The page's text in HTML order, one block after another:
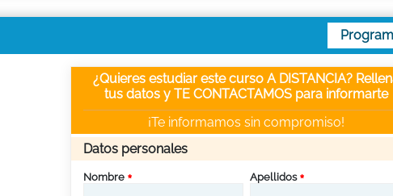
¿Quieres estudiar este curso A DISTANCIA?
tus datos y TE CONTACTAMOS para informarte
¡Te informamos sin compromiso!
Datos personales
Nombre Apellidos